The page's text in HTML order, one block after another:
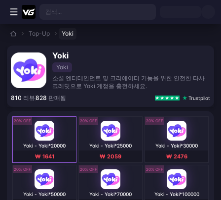
본문으로 바로가기
검색...
Top-Up Yoki
Yoki
Yoki
소셜 엔터테인먼트 및 크리에이터 기능을 위한 안전한 타사
크레딧으로 Yoki 계정을 충전하세요.
810 리뷰828 판매됨 Trustpilot
20% OFF
Yoki - Yoki*20000
₩ 1641
20% OFF
Yoki - Yoki*25000
₩ 2059
20% OFF
Yoki - Yoki*30000
₩ 2476
20% OFF
Yoki - Yoki*50000
20% OFF
Yoki - Yoki*70000
20% OFF
Yoki - Yoki*100000